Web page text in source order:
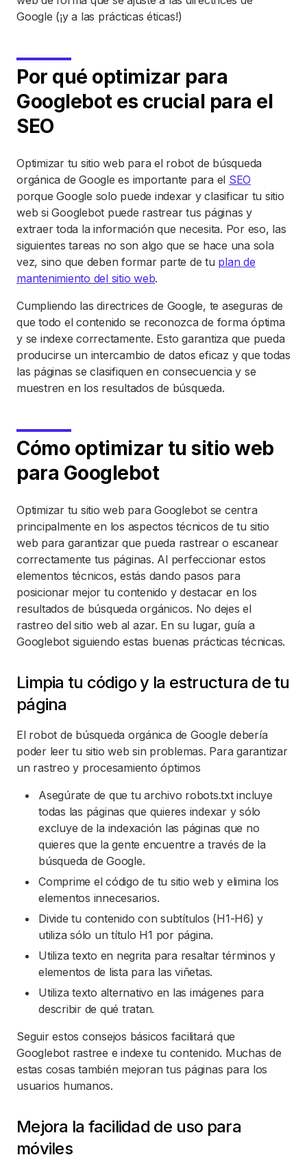
Google (¡y a las prácticas éticas!)
Por qué optimizar para
Googlebot es crucial para el
SEO
Optimizar tu sitio web para el robot de búsqueda
orgánica de Google es importante para el SEO
porque Google solo puede indexar y clasificar tu sitio
web si Googlebot puede rastrear tus páginas y
extraer toda la información que necesita. Por eso, las
siguientes tareas no son algo que se hace una sola
vez, sino que deben formar parte de tu plan de
mantenimiento del sitio web.
Cumpliendo las directrices de Google, te aseguras de
que todo el contenido se reconozca de forma óptima
y se indexe correctamente. Esto garantiza que pueda
producirse un intercambio de datos eficaz y que todas
las páginas se clasifiquen en consecuencia y se
muestren en los resultados de búsqueda.
Cómo optimizar tu sitio web
para Googlebot
Optimizar tu sitio web para Googlebot se centra
principalmente en los aspectos técnicos de tu sitio
web para garantizar que pueda rastrear o escanear
correctamente tus páginas. Al perfeccionar estos
elementos técnicos, estás dando pasos para
posicionar mejor tu contenido y destacar en los
resultados de búsqueda orgánicos. No dejes el
rastreo del sitio web al azar. En su lugar, guía a
Googlebot siguiendo estas buenas prácticas técnicas.
Limpia tu código y la estructura de tu
página
El robot de búsqueda orgánica de Google debería
poder leer tu sitio web sin problemas. Para garantizar
un rastreo y procesamiento óptimos
Asegúrate de que tu archivo robots.txt incluye
todas las páginas que quieres indexar y sólo
excluye de la indexación las páginas que no
quieres que la gente encuentre a través de la
búsqueda de Google.
Comprime el código de tu sitio web y elimina los
elementos innecesarios.
Divide tu contenido con subtítulos (H1-H6) y
utiliza sólo un título H1 por página.
Utiliza texto en negrita para resaltar términos y
elementos de lista para las viñetas.
Utiliza texto alternativo en las imágenes para
describir de qué tratan.
Seguir estos consejos básicos facilitará que
Googlebot rastree e indexe tu contenido. Muchas de
estas cosas también mejoran tus páginas para los
usuarios humanos.
Mejora la facilidad de uso para
móviles